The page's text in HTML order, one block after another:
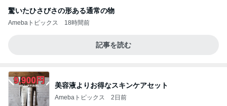
驚いたひさびさの形ある通常の物
Amebaトピックス 18時間前
記事を読む
美容液よりお得なスキンケアセット
Amebaトピックス 2日前